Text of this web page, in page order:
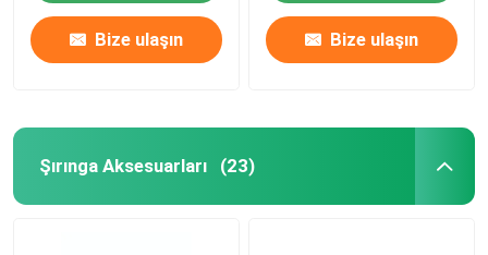
Bize ulaşın Bize ulaşın
Şırınga Aksesuarları (23)